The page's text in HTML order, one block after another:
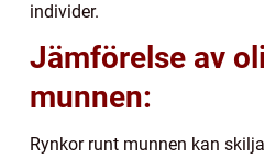
individer.
Jämförelse av
munnen:
Rynkor runt munnen kan